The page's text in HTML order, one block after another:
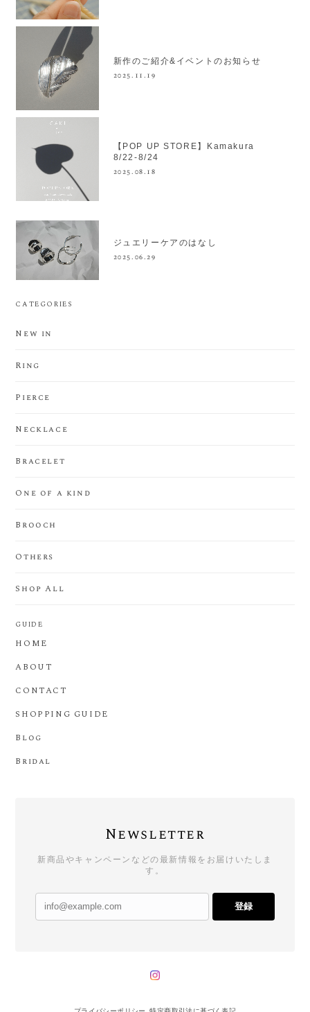
新作のご紹介&イベントのお知らせ
2025.11.19
【POP UP STORE】Kamakura
8/22-8/24
2025.08.18
ジュエリーケアのはなし
2025.06.29
CATEGORIES
New in
Ring
Pierce
Necklace
Bracelet
One of a kind
Brooch
Others
Shop All
GUIDE
HOME
ABOUT
CONTACT
SHOPPING GUIDE
Blog
Bridal
Newsletter
新商品やキャンペーンなどの最新情報をお届けいたしま
す。
登録